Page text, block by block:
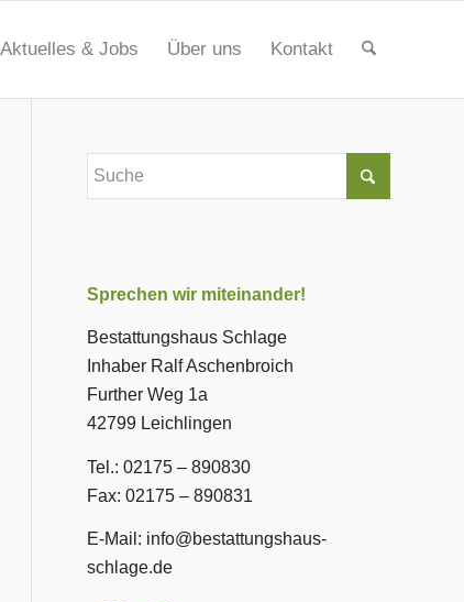
Aktuelles & Jobs Über uns Kontakt
Sprechen wir miteinander!
Bestattungshaus Schlage
Inhaber Ralf Aschenbroich
Further Weg 1a
42799 Leichlingen
Tel.: 02175 – 890830
Fax: 02175 – 890831
E-Mail: info@bestattungshaus-
schlage.de